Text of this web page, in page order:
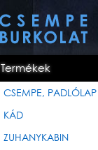
Termékek
CSEMPE, PADLÓLAP
KÁD
ZUHANYKABIN